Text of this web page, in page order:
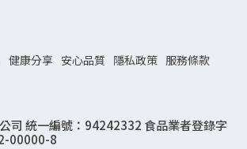
健康分享 安心品質 隱私政策 服務條款
司 統一編號：94242332 食品業者登錄字
00000-8